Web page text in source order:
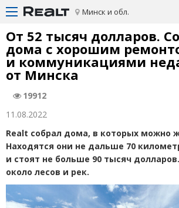
Минск и обл.
От 52 тысяч долларов.
дома с хорошим
и коммуникациями
от Минска
19912
11.08.2022
Realt собрал дома, в которых можно
Находятся они не дальше 70
и стоят не больше 90 тысяч
около лесов и рек.